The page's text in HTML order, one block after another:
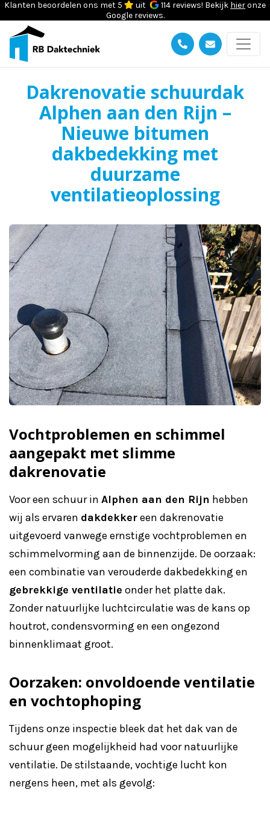
Klanten beoordelen ons met 5 uit 114 reviews! Bekijk hieronze
Google reviews.
Dakrenovatie schuurdak
Alphen aan den Rijn –
Nieuwe bitumen
dakbedekking met
duurzame
ventilatieoplossing
Vochtproblemen en schimmel
aangepakt met slimme
dakrenovatie
Voor een schuur in Alphen aan den Rijn hebben
wij als ervaren dakdekkereen dakrenovatie
uitgevoerd vanwege ernstige vochtproblemen en
schimmelvorming aan de binnenzijde. De oorzaak:
een combinatie van verouderde dakbedekking en
gebrekkige ventilatie onder het platte dak.
Zonder natuurlijke luchtcirculatie was de kans op
houtrot, condensvorming en een ongezond
binnenklimaat groot.
Oorzaken: onvoldoende ventilatie
en vochtophoping
Tijdens onze inspectie bleek dat het dak van de
schuur geen mogelijkheid had voor natuurlijke
ventilatie. De stilstaande, vochtige lucht kon
nergens heen, met als gevolg: